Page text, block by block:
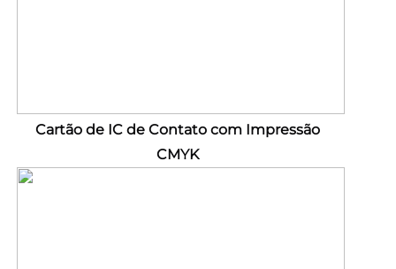
Cartão de IC de Contato com Impressão
CMYK